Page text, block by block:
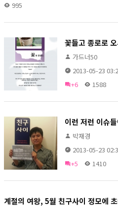
995
꽃들고 종로로
가드너50
2013-05-23
+6
1588
이런 저런 이슈
박재경
2013-05-23
+5
1410
계절의 여왕, 5월 친구사이 정모에